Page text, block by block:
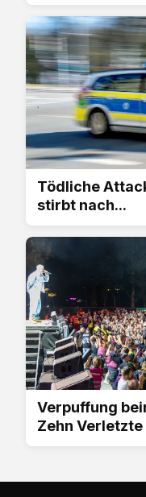
Tödliche
stirbt nach...
Verpuffung
Zehn Verletzte